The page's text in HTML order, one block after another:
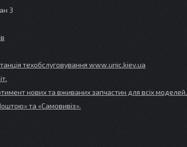
3
техобслуговування www.unic.kiev.ua
нових та вживаних запчастин для всіх моделей.
та «Самовивіз».